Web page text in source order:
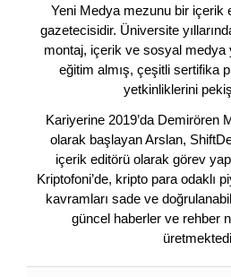
Yeni Medya mezunu bir içerik
gazetecisidir. Üniversite
montaj, içerik ve sosyal medya
eğitim almış, çeşitli sertifika
yetkinliklerini
Kariyerine 2019’da Demirören
olarak başlayan Arslan,
içerik editörü olarak görev
Kriptofoni’de, kripto para odaklı
kavramları sade ve
güncel haberler ve rehber